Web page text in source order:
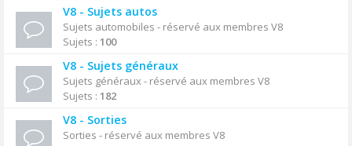
V8 - Sujets autos
Sujets automobiles - réservé aux membres V8
Sujets : 100
V8 - Sujets généraux
Sujets généraux - réservé aux membres V8
Sujets : 182
V8 - Sorties
Sorties - réservé aux membres V8